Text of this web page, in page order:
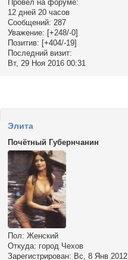
Провел на форуме:
12 дней 20 часов
Сообщений: 287
Уважение: [+248/-0]
Позитив: [+404/-19]
Последний визит:
Вт, 29 Ноя 2016 00:31
Элита
Почётный Губернчанин
Пол: Женский
Откуда: город Чехов
Зарегистрирован: Вс, 8 Янв 2012